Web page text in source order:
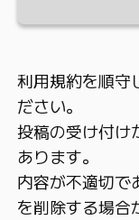
利用規約を順守
ださい。
投稿の受け付け
あります。
内容が不適切で
を削除する場合